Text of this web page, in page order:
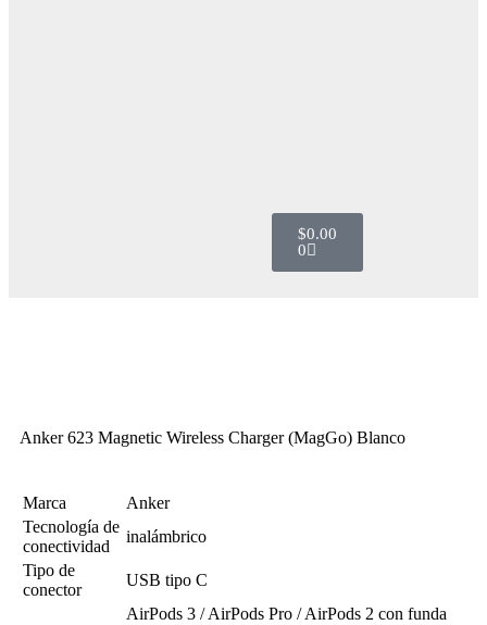
$0.00
0
Anker 623 Magnetic Wireless Charger (MagGo) Blanco
Marca
Anker
Tecnología de
conectividad
inalámbrico
Tipo de
conector
USB tipo C
AirPods 3 / AirPods Pro / AirPods 2 con funda